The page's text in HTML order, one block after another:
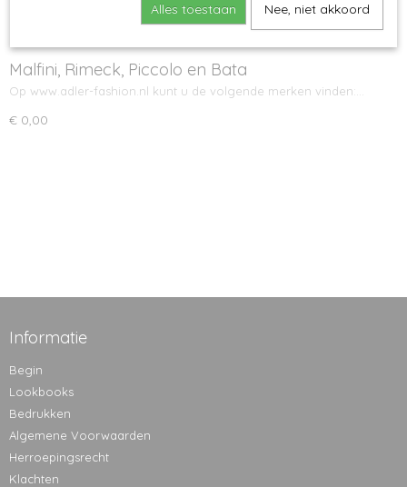
Malfini, Rimeck, Piccolo en Bata
Op www.adler-fashion.nl kunt u de volgende merken vinden:…
€ 0,00
Informatie
Begin
Lookbooks
Bedrukken
Algemene Voorwaarden
Herroepingsrecht
Klachten
Alles toestaan Nee, niet akkoord